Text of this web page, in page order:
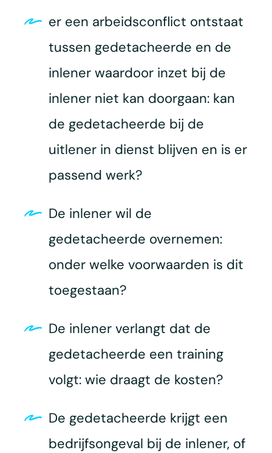
er een arbeidsconflict ontstaat
tussen gedetacheerde en de
inlener waardoor inzet bij de
inlener niet kan doorgaan: kan
de gedetacheerde bij de
uitlener in dienst blijven en is er
passend werk?
De inlener wil de
gedetacheerde overnemen:
onder welke voorwaarden is dit
toegestaan?
De inlener verlangt dat de
gedetacheerde een training
volgt: wie draagt de kosten?
De gedetacheerde krijgt een
bedrijfsongeval bij de inlener, of